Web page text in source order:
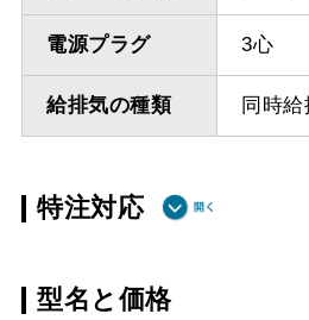
電源プラグ 3心
給排気の種類 同時給
特注対応
方給排気
型名と価格